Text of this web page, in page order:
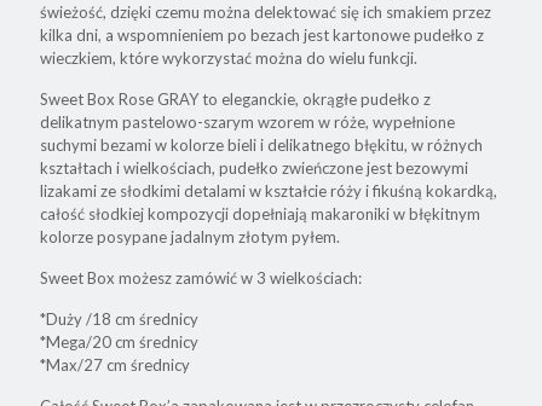
świeżość, dzięki czemu można delektować się ich smakiem przez
kilka dni, a wspomnieniem po bezach jest kartonowe pudełko z
wieczkiem, które wykorzystać można do wielu funkcji.
Sweet Box Rose GRAY to eleganckie, okrągłe pudełko z
delikatnym pastelowo-szarym wzorem w róże, wypełnione
suchymi bezami w kolorze bieli i delikatnego błękitu, w różnych
kształtach i wielkościach, pudełko zwieńczone jest bezowymi
lizakami ze słodkimi detalami w kształcie róży i fikuśną kokardką,
całość słodkiej kompozycji dopełniają makaroniki w błękitnym
kolorze posypane jadalnym złotym pyłem.
Sweet Box możesz zamówić w 3 wielkościach:
*Duży /18 cm średnicy
*Mega/20 cm średnicy
*Max/27 cm średnicy